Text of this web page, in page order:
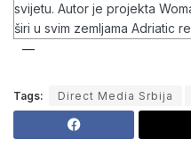
svijetu. Autor je projekta
širi u svim zemljama Adriatic
Tags: Direct Media Srbija